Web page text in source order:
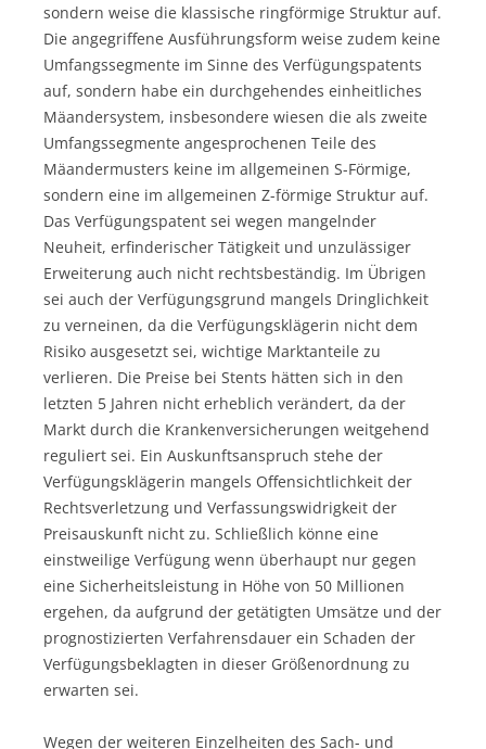
sondern weise die klassische ringförmige Struktur auf.
Die angegriffene Ausführungsform weise zudem keine
Umfangssegmente im Sinne des Verfügungspatents
auf, sondern habe ein durchgehendes einheitliches
Mäandersystem, insbesondere wiesen die als zweite
Umfangssegmente angesprochenen Teile des
Mäandermusters keine im allgemeinen S-Förmige,
sondern eine im allgemeinen Z-förmige Struktur auf.
Das Verfügungspatent sei wegen mangelnder
Neuheit, erfinderischer Tätigkeit und unzulässiger
Erweiterung auch nicht rechtsbeständig. Im Übrigen
sei auch der Verfügungsgrund mangels Dringlichkeit
zu verneinen, da die Verfügungsklägerin nicht dem
Risiko ausgesetzt sei, wichtige Marktanteile zu
verlieren. Die Preise bei Stents hätten sich in den
letzten 5 Jahren nicht erheblich verändert, da der
Markt durch die Krankenversicherungen weitgehend
reguliert sei. Ein Auskunftsanspruch stehe der
Verfügungsklägerin mangels Offensichtlichkeit der
Rechtsverletzung und Verfassungswidrigkeit der
Preisauskunft nicht zu. Schließlich könne eine
einstweilige Verfügung wenn überhaupt nur gegen
eine Sicherheitsleistung in Höhe von 50 Millionen
ergehen, da aufgrund der getätigten Umsätze und der
prognostizierten Verfahrensdauer ein Schaden der
Verfügungsbeklagten in dieser Größenordnung zu
erwarten sei.
Wegen der weiteren Einzelheiten des Sach- und